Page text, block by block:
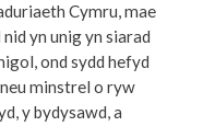
Cymru, mae
yn unig yn siarad
ond sydd hefyd
minstrel o ryw
y bydysawd, a